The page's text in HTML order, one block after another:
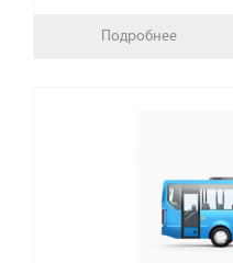
Подробнее